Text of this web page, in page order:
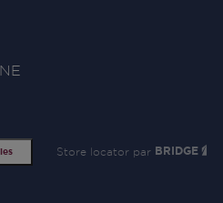
Store locator par BRIDGE